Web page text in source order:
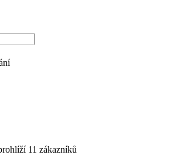
11 zákazníků